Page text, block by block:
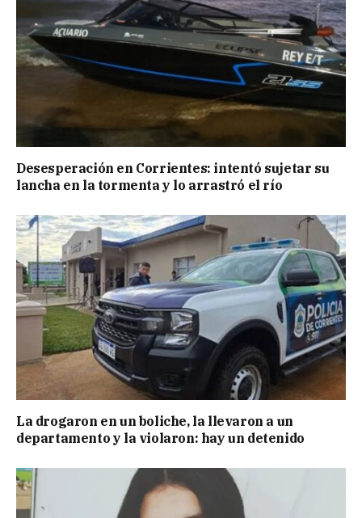
Desesperación en Corrientes: intentó sujetar su
lancha en la tormenta y lo arrastró el río
La drogaron en un boliche, la llevaron a un
departamento y la violaron: hay un detenido